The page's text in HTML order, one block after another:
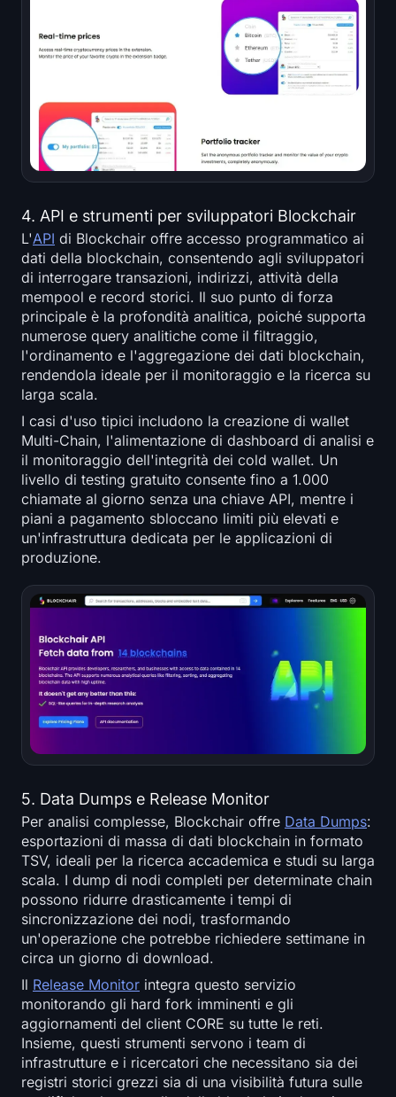
4. API e strumenti per sviluppatori Blockchair
L'API di Blockchair offre accesso programmatico ai
dati della blockchain, consentendo agli sviluppatori
di interrogare transazioni, indirizzi, attività della
mempool e record storici. Il suo punto di forza
principale è la profondità analitica, poiché supporta
numerose query analitiche come il filtraggio,
l'ordinamento e l'aggregazione dei dati blockchain,
rendendola ideale per il monitoraggio e la ricerca su
larga scala.
I casi d'uso tipici includono la creazione di wallet
Multi-Chain, l'alimentazione di dashboard di analisi e
il monitoraggio dell'integrità dei cold wallet. Un
livello di testing gratuito consente fino a 1.000
chiamate al giorno senza una chiave API, mentre i
piani a pagamento sbloccano limiti più elevati e
un'infrastruttura dedicata per le applicazioni di
produzione.
5. Data Dumps e Release Monitor
Per analisi complesse, Blockchair offre Data Dumps:
esportazioni di massa di dati blockchain in formato
TSV, ideali per la ricerca accademica e studi su larga
scala. I dump di nodi completi per determinate chain
possono ridurre drasticamente i tempi di
sincronizzazione dei nodi, trasformando
un'operazione che potrebbe richiedere settimane in
circa un giorno di download.
Il Release Monitor integra questo servizio
monitorando gli hard fork imminenti e gli
aggiornamenti del client CORE su tutte le reti.
Insieme, questi strumenti servono i team di
infrastrutture e i ricercatori che necessitano sia dei
registri storici grezzi sia di una visibilità futura sulle